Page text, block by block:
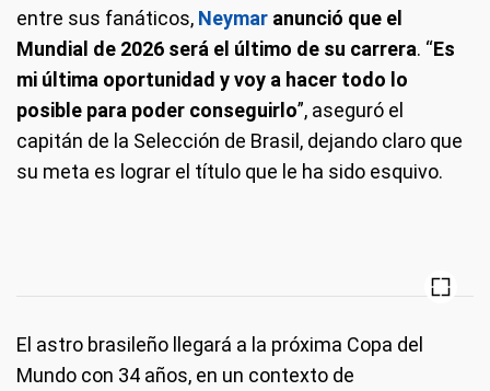
entre sus fanáticos, Neymar anunció que el
Mundial de 2026 será el último de su carrera. “Es
mi última oportunidad y voy a hacer todo lo
posible para poder conseguirlo”, aseguró el
capitán de la Selección de Brasil, dejando claro que
su meta es lograr el título que le ha sido esquivo.
El astro brasileño llegará a la próxima Copa del
Mundo con 34 años, en un contexto de